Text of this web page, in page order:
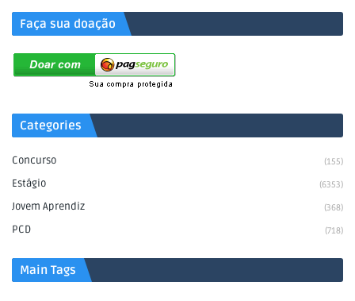
Faça sua doação
Categories
Concurso (155)
Estágio (6353)
Jovem Aprendiz (368)
PCD (718)
Main Tags